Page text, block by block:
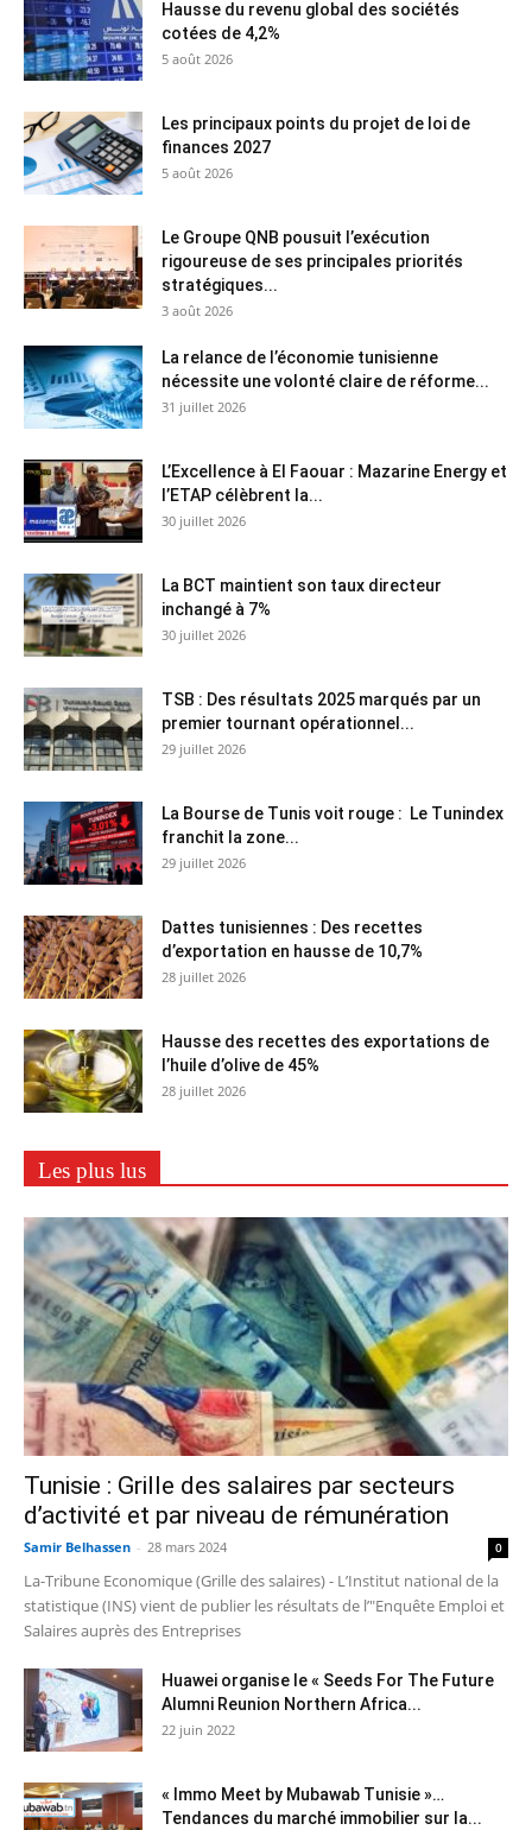
Hausse du revenu global des sociétés
cotées de 4,2%
5 août 2026
Les principaux points du projet de loi de
finances 2027
5 août 2026
Le Groupe QNB pousuit l’exécution
rigoureuse de ses principales priorités
stratégiques...
3 août 2026
La relance de l’économie tunisienne
nécessite une volonté claire de réforme...
31 juillet 2026
L’Excellence à El Faouar : Mazarine Energy et
l’ETAP célèbrent la...
30 juillet 2026
La BCT maintient son taux directeur
inchangé à 7%
30 juillet 2026
TSB : Des résultats 2025 marqués par un
premier tournant opérationnel...
29 juillet 2026
La Bourse de Tunis voit rouge : Le Tunindex
franchit la zone...
29 juillet 2026
Dattes tunisiennes : Des recettes
d’exportation en hausse de 10,7%
28 juillet 2026
Hausse des recettes des exportations de
l’huile d’olive de 45%
28 juillet 2026
Les plus lus
Tunisie : Grille des salaires par secteurs
d’activité et par niveau de rémunération
Samir Belhassen - 28 mars 2024 0
La-Tribune Economique (Grille des salaires) - L’Institut national de la
statistique (INS) vient de publier les résultats de l’"Enquête Emploi et
Salaires auprès des Entreprises
Huawei organise le « Seeds For The Future
Alumni Reunion Northern Africa...
22 juin 2022
« Immo Meet by Mubawab Tunisie »…
Tendances du marché immobilier sur la...